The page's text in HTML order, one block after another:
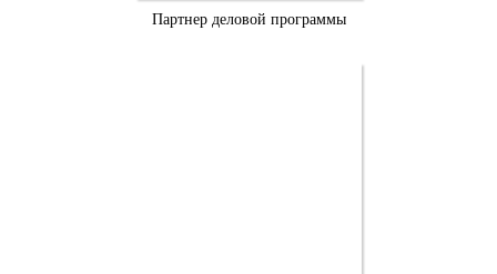
Партнер деловой программы